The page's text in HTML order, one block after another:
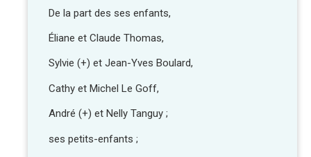
De la part des ses enfants,
Éliane et Claude Thomas,
Sylvie (+) et Jean-Yves Boulard,
Cathy et Michel Le Goff,
André (+) et Nelly Tanguy ;
ses petits-enfants ;